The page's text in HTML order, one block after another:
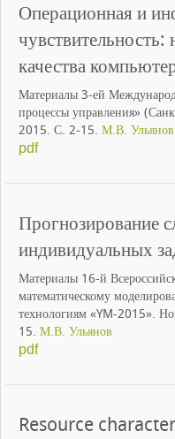
Операционная и
качества
Материалы 3-ей
процессы управления»
2015. С. 2-15. М.В. Ульянов
pdf
Прогнозирование
индивидуальных
Материалы 16-й
математическому
технологиям «YM-2015».
15. М.В. Ульянов
pdf
Resource